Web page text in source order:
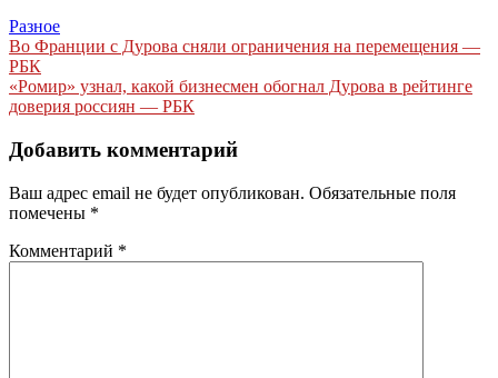
Разное
Навигация
по
записям
Во Франции с Дурова сняли ограничения на перемещения —
РБК
«Ромир» узнал, какой бизнесмен обогнал Дурова в рейтинге
доверия россиян — РБК
Добавить комментарий
Ваш адрес email не будет опубликован. Обязательные поля
помечены *
Комментарий *